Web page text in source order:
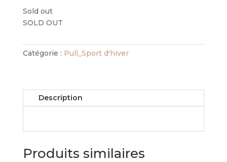
Sold out
SOLD OUT
Catégorie : Pull_Sport d'hiver
Description
Produits similaires